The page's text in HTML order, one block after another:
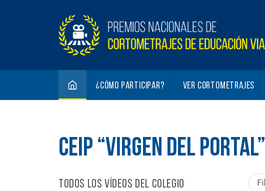
¿Cómo participar? Ver cortometrajes
CEIP “VIRGEN DEL PORTAL”
Todos los vídeos del colegio